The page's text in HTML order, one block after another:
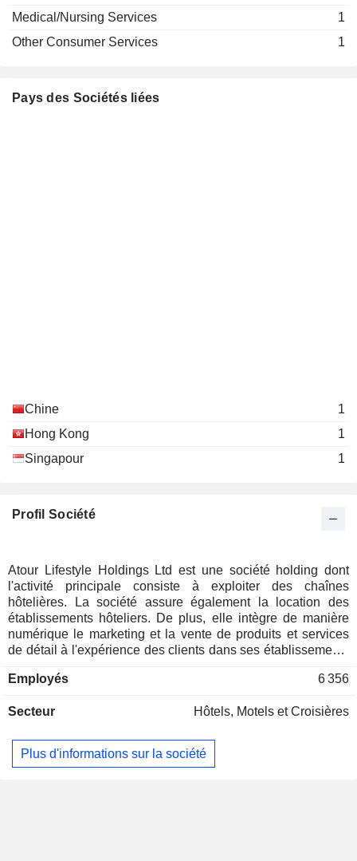
Medical/Nursing Services
1
Other Consumer Services
1
Pays des Sociétés liées
Chine
1
Hong Kong
1
Singapour
1
Profil Société
Atour Lifestyle Holdings Ltd est une société holding dont
l'activité principale consiste à exploiter des chaînes
hôtelières. La société assure également la location des
établissements hôteliers. De plus, elle intègre de manière
numérique le marketing et la vente de produits et services
de détail à l'expérience des clients dans ses établissements
sommeil, dans le but d'améliorer la qualité de sommeil de
Yaduo, Atour Light, Atour S, Atour Planet et d'autres.
Employés 6 356
Secteur Hôtels, Motels et Croisières
Plus d'informations sur la société